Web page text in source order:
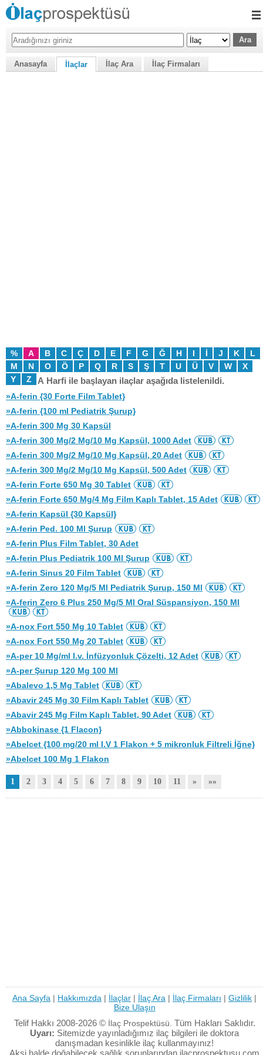
Anasayfa İlaçlar İlaç Ara İlaç Firmaları
% A B C Ç D E F G Ğ H I İ J K
L
M
N O Ö P Q R S Ş T U Ü V W
X
Y
Z A Harfi ile başlayan ilaçlar aşağıda listelenildi.
»A-ferin {30 Forte Film Tablet}
»A-ferin {100 ml Pediatrik Şurup}
»A-ferin 300 Mg 30 Kapsül
»A-ferin 300 Mg/2 Mg/10 Mg Kapsül, 1000 Adet
»A-ferin 300 Mg/2 Mg/10 Mg Kapsül, 20 Adet
»A-ferin 300 Mg/2 Mg/10 Mg Kapsül, 500 Adet
»A-ferin Forte 650 Mg 30 Tablet
»A-ferin Forte 650 Mg/4 Mg Film Kaplı Tablet, 15 Adet
»A-ferin Kapsül {30 Kapsül}
»A-ferin Ped. 100 Ml Şurup
»A-ferin Plus Film Tablet, 30 Adet
»A-ferin Plus Pediatrik 100 Ml Şurup
»A-ferin Sinus 20 Film Tablet
»A-ferin Zero 120 Mg/5 Ml Pediatrik Şurup, 150 Ml
»A-ferin Zero 6 Plus 250 Mg/5 Ml Oral Süspansiyon, 150 Ml
»A-nox Fort 550 Mg 10 Tablet
»A-nox Fort 550 Mg 20 Tablet
»A-per 10 Mg/ml I.v. İnfüzyonluk Çözelti, 12 Adet
»A-per Şurup 120 Mg 100 Ml
»Abalevo 1,5 Mg Tablet
»Abavir 245 Mg 30 Film Kaplı Tablet
»Abavir 245 Mg Film Kaplı Tablet, 90 Adet
»Abbokinase {1 Flacon}
»Abelcet {100 mg/20 ml I.V 1 Flakon + 5 mikronluk Filtreli İğne}
»Abelcet 100 Mg 1 Flakon
1 2 3 4 5 6 7 8 9 10 11 » »»
Ana Sayfa | Hakkımızda | İlaçlar | İlaç Ara | İlaç Firmaları | Gizlilik |
Bize Ulaşın
Telif Hakkı 2008-2026 © İlaç Prospektüsü. Tüm Hakları Saklıdır.
Uyarı: Sitemizde yayınladığımız ilaç bilgileri ile doktora
danışmadan kesinlikle ilaç kullanmayınız!
Aksi halde doğabilecek sağlık sorunlarından ilacprospektusu.com